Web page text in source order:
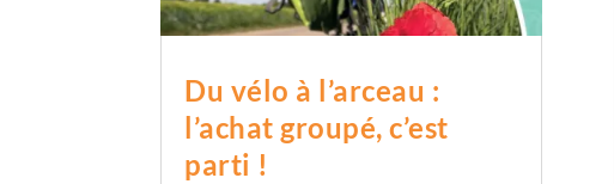
Du vélo à l’arceau :
l’achat groupé, c’est
parti !